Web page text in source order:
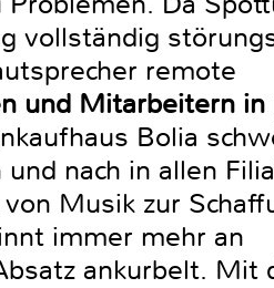
vollständig
remote
und Mitarbeitern in
Bolia
nach in allen
Musik zur
immer mehr an
ankurbelt. Mit